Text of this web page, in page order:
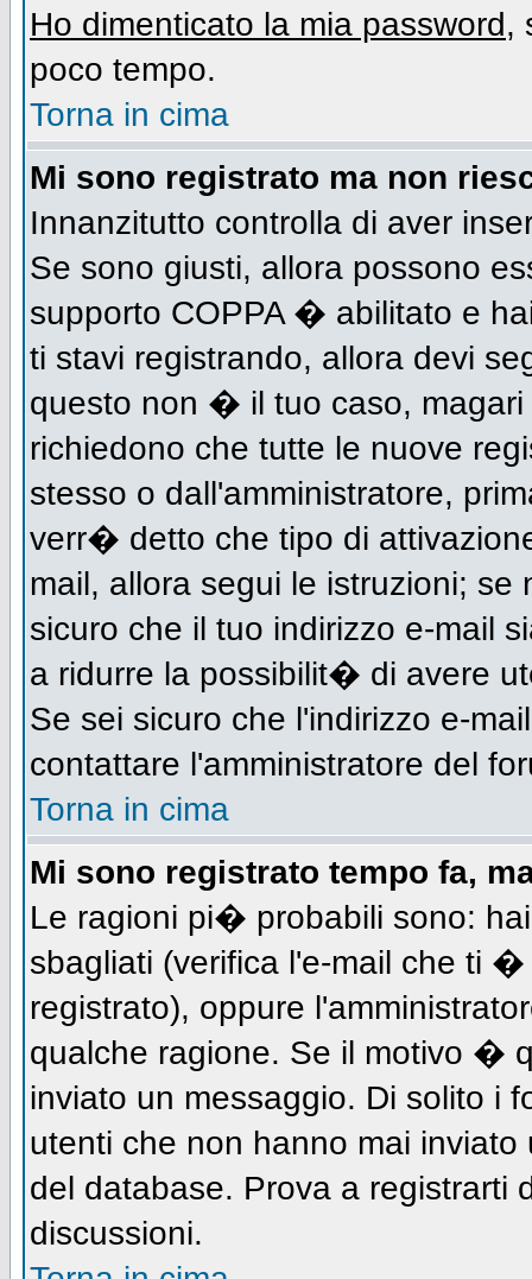
Ho dimenticato la mia password,
poco tempo.
Torna in cima
Mi sono registrato ma non
Innanzitutto controlla di aver
Se sono giusti, allora possono
supporto COPPA � abilitato e
ti stavi registrando, allora devi
questo non � il tuo caso,
richiedono che tutte le nuove
stesso o dall'amministratore,
verr� detto che tipo di
mail, allora segui le istruzioni;
sicuro che il tuo indirizzo e-mail
a ridurre la possibilit� di avere
Se sei sicuro che l'indirizzo e-
contattare l'amministratore del
Torna in cima
Mi sono registrato tempo fa,
Le ragioni pi� probabili sono:
sbagliati (verifica l'e-mail che ti
registrato), oppure
qualche ragione. Se il motivo �
inviato un messaggio. Di solito i
utenti che non hanno mai
del database. Prova a registrarti
discussioni.